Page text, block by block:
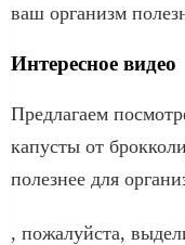
ваш организм
Интересное видео
Предлагаем
капусты от
полезнее для
, пожалуйста,